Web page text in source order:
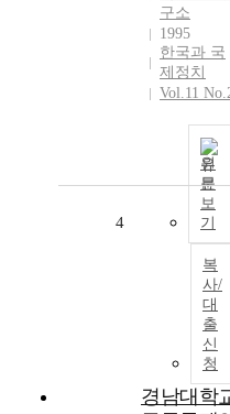
구소
1995
한국과 국
제정치
Vol.11
원
문
보
기
복
사/
대
출
신
청
4
경남대학